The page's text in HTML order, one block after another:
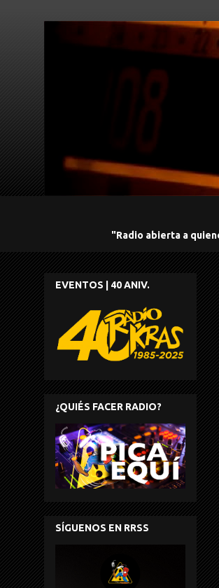
"Radio abierta a
EVENTOS | 40 ANIV.
¿QUIÉS FACER RADIO?
SÍGUENOS EN RRSS